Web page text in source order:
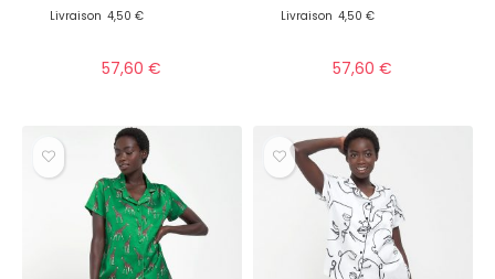
Livraison 4,50 €
57,60€
Livraison 4,50 €
57,60€